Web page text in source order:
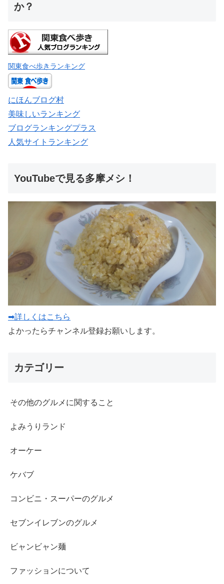
か？
関東食べ歩きランキング
にほんブログ村
美味しいランキング
ブログランキングプラス
人気サイトランキング
YouTubeで見る多摩メシ！
➡詳しくはこちら
よかったらチャンネル登録お願いします。
カテゴリー
その他のグルメに関すること
よみうりランド
オーケー
ケバブ
コンビニ・スーパーのグルメ
セブンイレブンのグルメ
ビャンビャン麺
ファッションについて